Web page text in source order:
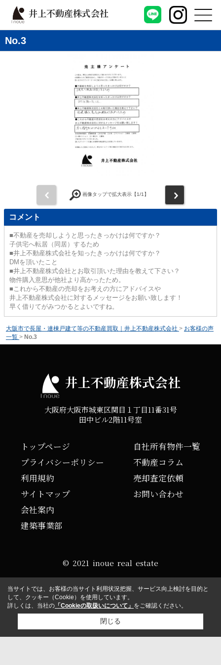
井上不動産株式会社
No.3
画像タップで拡大表示【1/1】
コメント
■不動産を売却しようと思ったきっかけは何ですか？
子供宅へ転居（同居）するため
■井上不動産株式会社を知ったきっかけは何ですか？
DMを頂いたこと
■井上不動産株式会社とお取引頂いた理由を教えて下さい？
物件購入意思が他社より高かったため。
■これから不動産の売却をお考えの方にアドバイスや
井上不動産株式会社に対するメッセージをお願い致します！
早く借りてがみつかるとよいですね。
大阪市で長屋・連棟戸建て等の不動産買取｜井上不動産株式会社 > お客様の声
一覧 > No.3
井上不動産株式会社
大阪府大阪市城東区関目１丁目11番31号
田中ビル2階11号室
トップページ
プライバシーポリシー
利用規約
サイトマップ
会社案内
建築事業部
自社所有物件一覧
不動産コラム
売却査定依頼
お問い合わせ
© 2021 inoue real estate
当サイトでは、お客様の当サイト利用状況把握、サービス向上検討を目的と
して、クッキー（Cookie）を使用しています。
詳しくは、当社の 「Cookieの取扱いについて」 をご確認ください。
閉じる